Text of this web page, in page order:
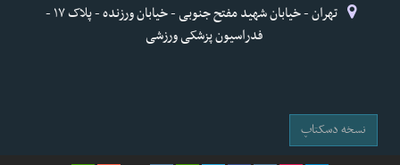
تهران - خیابان شهید مفتح جنوبی - خیابان ورزنده - پلاک ۱۷ -
فدراسیون پزشکی ورزشی
نسخه دسکتاپ